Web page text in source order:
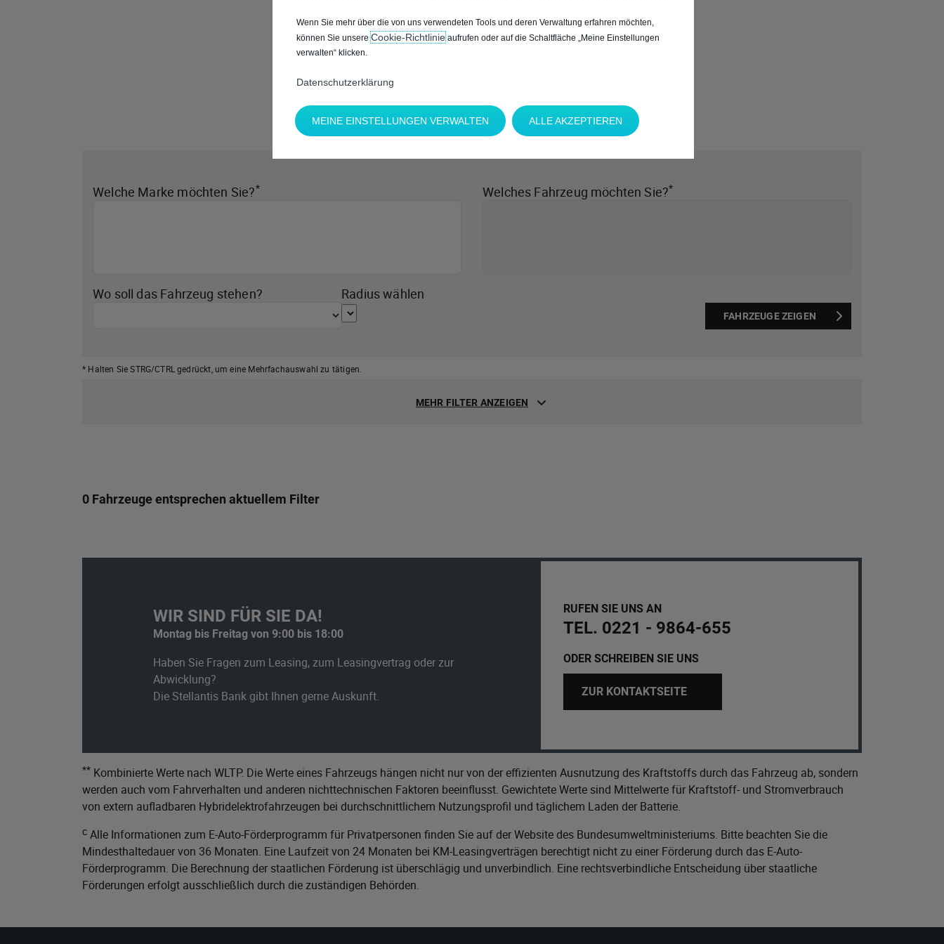
Welche Marke möchten Sie?* Welches Fahrzeug möchten Sie?*
Wo soll das Fahrzeug stehen? Radius wählen
FAHRZEUGE ZEIGEN
* Halten Sie STRG/CTRL gedrückt, um eine Mehrfachauswahl zu tätigen.
MEHR FILTER ANZEIGEN
0 Fahrzeuge entsprechen aktuellem Filter
WIR SIND FÜR SIE DA!
Montag bis Freitag von 9:00 bis 18:00
Haben Sie Fragen zum Leasing, zum Leasingvertrag oder zur
Abwicklung?
Die Stellantis Bank gibt Ihnen gerne Auskunft.
RUFEN SIE UNS AN
TEL. 0221 - 9864-655
ODER SCHREIBEN SIE UNS
ZUR KONTAKTSEITE
** Kombinierte Werte nach WLTP. Die Werte eines Fahrzeugs hängen nicht nur von der effizienten Ausnutzung des Kraftstoffs durch das Fahrzeug ab, sondern
werden auch vom Fahrverhalten und anderen nichttechnischen Faktoren beeinflusst. Gewichtete Werte sind Mittelwerte für Kraftstoff- und Stromverbrauch
von extern aufladbaren Hybridelektrofahrzeugen bei durchschnittlichem Nutzungsprofil und täglichem Laden der Batterie.
c Alle Informationen zum E-Auto-Förderprogramm für Privatpersonen finden Sie auf der Website des Bundesumweltministeriums. Bitte beachten Sie die
Mindesthaltedauer von 36 Monaten. Eine Laufzeit von 24 Monaten bei KM-Leasingverträgen berechtigt nicht zu einer Förderung durch das E-Auto-
Förderprogramm. Die Berechnung der staatlichen Förderung ist überschlägig und unverbindlich. Eine rechtsverbindliche Entscheidung über staatliche
Förderungen erfolgt ausschließlich durch die zuständigen Behörden.
Wenn Sie mehr über die von uns verwendeten Tools und deren Verwaltung erfahren möchten,
können Sie unsereCookie‑Richtlinieaufrufen oder auf die Schaltfläche „Meine Einstellungen
verwalten“ klicken.
Datenschutzerklärung
MEINE EINSTELLUNGEN VERWALTEN ALLE AKZEPTIEREN